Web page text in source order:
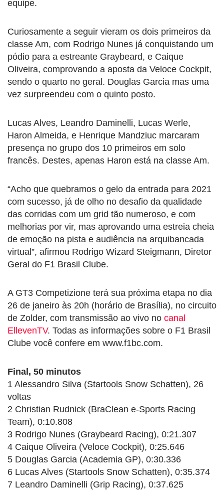
equipe.
Curiosamente a seguir vieram os dois primeiros da
classe Am, com Rodrigo Nunes já conquistando um
pódio para a estreante Graybeard, e Caique
Oliveira, comprovando a aposta da Veloce Cockpit,
sendo o quarto no geral. Douglas Garcia mas uma
vez surpreendeu com o quinto posto.
Lucas Alves, Leandro Daminelli, Lucas Werle,
Haron Almeida, e Henrique Mandziuc marcaram
presença no grupo dos 10 primeiros em solo
francês. Destes, apenas Haron está na classe Am.
“Acho que quebramos o gelo da entrada para 2021
com sucesso, já de olho no desafio da qualidade
das corridas com um grid tão numeroso, e com
melhorias por vir, mas aprovando uma estreia cheia
de emoção na pista e audiência na arquibancada
virtual”, afirmou Rodrigo Wizard Steigmann, Diretor
Geral do F1 Brasil Clube.
A GT3 Competizione terá sua próxima etapa no dia
26 de janeiro às 20h (horário de Brasília), no circuito
de Zolder, com transmissão ao vivo no canal
EllevenTV. Todas as informações sobre o F1 Brasil
Clube você confere em www.f1bc.com.
Final, 50 minutos
1 Alessandro Silva (Startools Snow Schatten), 26
voltas
2 Christian Rudnick (BraClean e-Sports Racing
Team), 0:10.808
3 Rodrigo Nunes (Graybeard Racing), 0:21.307
4 Caique Oliveira (Veloce Cockpit), 0:25.646
5 Douglas Garcia (Academia GP), 0:30.336
6 Lucas Alves (Startools Snow Schatten), 0:35.374
7 Leandro Daminelli (Grip Racing), 0:37.625